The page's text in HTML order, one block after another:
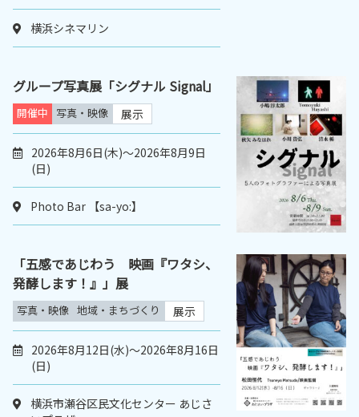
横浜シネマリン
グループ写真展「シグナル Signal」
開催中 写真・映像 展示
2026年8月6日(木)～2026年8月9日
(日)
Photo Bar 【sa-yo:】
「五感であじわう 映画『ワタシ、
発酵します！』」展
写真・映像 地域・まちづくり 展示
2026年8月12日(水)～2026年8月16日
(日)
横浜市瀬谷区民文化センター あじさ